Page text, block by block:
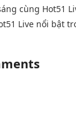
cùng Hot51
Live nổi bật